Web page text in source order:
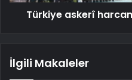
Türkiye askerî
İlgili Makaleler